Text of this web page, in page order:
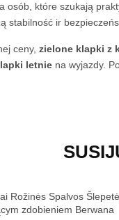
osób, które szukają
stabilność ir
ceny, zielone klapki z
letnie na wyjazdy.